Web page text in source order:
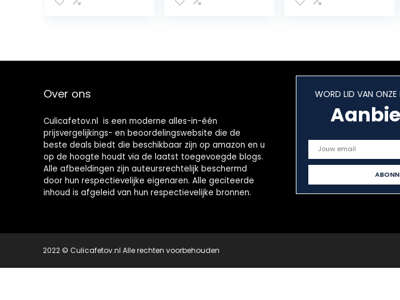
vlees, groenten,
gevogelte, vis,
Over ons
Culicafetov.nl is een moderne alles-in-één
prijsvergelijkings- en beoordelingswebsite die de
beste deals biedt die beschikbaar zijn op amazon en u
op de hoogte houdt via de laatst toegevoegde blogs.
Alle afbeeldingen zijn auteursrechtelijk beschermd
door hun respectievelijke eigenaren. Alle geciteerde
inhoud is afgeleid van hun respectievelijke bronnen.
WORD LID VAN ONZE
2022 © Culicafetov.nl Alle rechten voorbehouden